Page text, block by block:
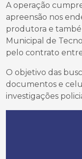
A operação
apreensão nos
produtora e
Municipal de
pelo contrato
O objetivo das
documentos e
investigações